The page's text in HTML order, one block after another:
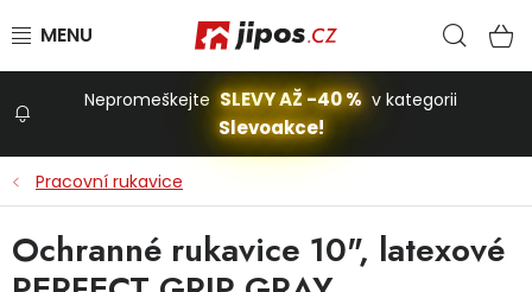
Nepromeškejte SLEVY AŽ -40 % v kategorii
Slevoakce!
Pracovní rukavice
Ochranné rukavice 10", latexové